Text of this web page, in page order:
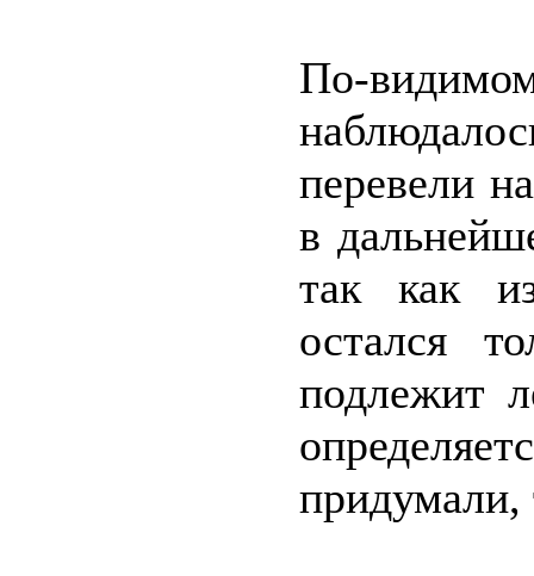
По-
перевели
в
так как
остался
подлежит
придумали,